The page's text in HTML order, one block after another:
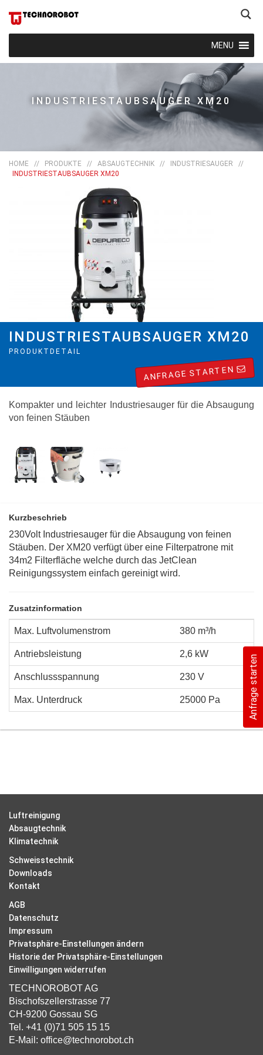
MENU
Anfrage starten
INDUSTRIESTAUBSAUGER XM20
HOME // PRODUKTE // ABSAUGTECHNIK // INDUSTRIESAUGER
//
INDUSTRIESTAUBSAUGER XM20
INDUSTRIESTAUBSAUGER XM20
PRODUKTDETAIL
ANFRAGE STARTEN
Kompakter und leichter Industriesauger für die Absaugung
von feinen Stäuben
Kurzbeschrieb
230Volt Industriesauger für die Absaugung von feinen
Stäuben. Der XM20 verfügt über eine Filterpatrone mit
34m2 Filterfläche welche durch das JetClean
Reinigungssystem einfach gereinigt wird.
Zusatzinformation
Max. Luftvolumenstrom 380 m³/h
Antriebsleistung 2,6 kW
Anschlussspannung 230 V
Max. Unterdruck 25000 Pa
Luftreinigung
Absaugtechnik
Klimatechnik
Schweisstechnik
Downloads
Kontakt
AGB
Datenschutz
Impressum
Privatsphäre-Einstellungen ändern
Historie der Privatsphäre-Einstellungen
Einwilligungen widerrufen
TECHNOROBOT AG
Bischofszellerstrasse 77
CH-9200 Gossau SG
Tel. +41 (0)71 505 15 15
E-Mail: office@technorobot.ch